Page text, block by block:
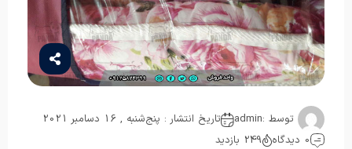
توسط :admin
تاریخ انتشار : پنج‌شنبه , 16 دسامبر 2021
0 دیدگاه
249 بازدید